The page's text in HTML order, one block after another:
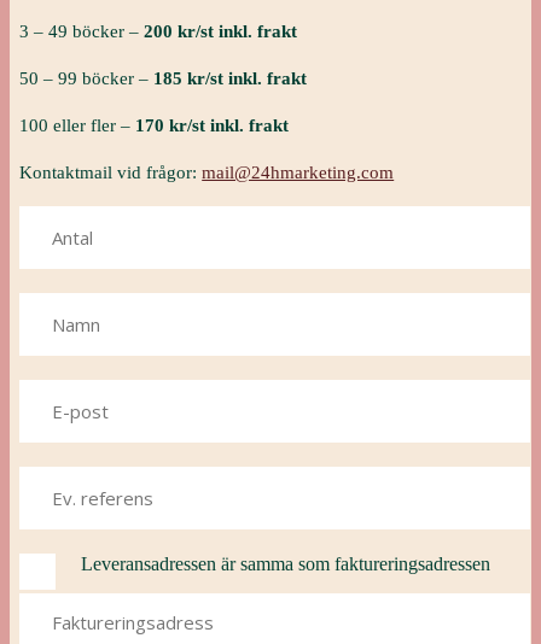
3 – 49 böcker –200 kr/st inkl. frakt
50 – 99 böcker – 185 kr/st inkl. frakt
100 eller fler – 170 kr/st inkl. frakt
Kontaktmail vid frågor:mail@24hmarketing.com
Leveransadressen är samma som faktureringsadressen